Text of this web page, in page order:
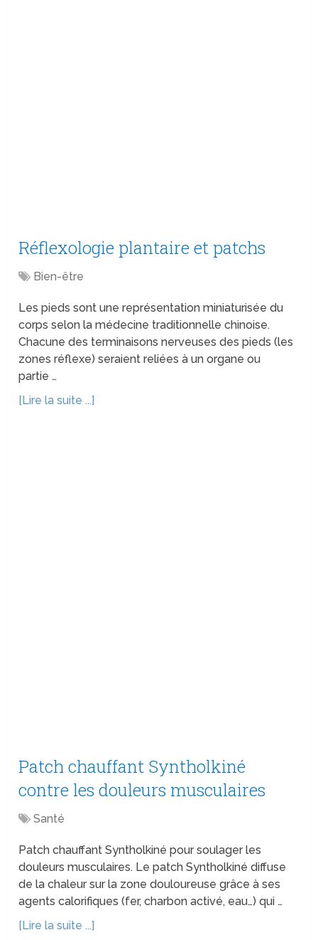
Réflexologie plantaire et patchs
Bien-être
Les pieds sont une représentation miniaturisée du
corps selon la médecine traditionnelle chinoise.
Chacune des terminaisons nerveuses des pieds (les
zones réflexe) seraient reliées à un organe ou
partie …
[Lire la suite ...]
Patch chauffant Syntholkiné
contre les douleurs musculaires
Santé
Patch chauffant Syntholkiné pour soulager les
douleurs musculaires. Le patch Syntholkiné diffuse
de la chaleur sur la zone douloureuse grâce à ses
agents calorifiques (fer, charbon activé, eau…) qui …
[Lire la suite ...]